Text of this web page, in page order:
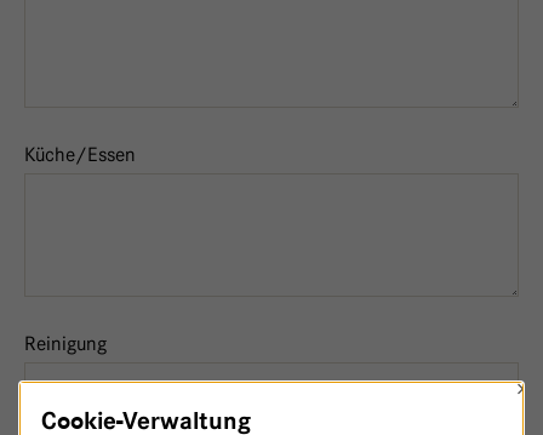
Küche/Essen
Reinigung
Cookie-Verwaltung
×